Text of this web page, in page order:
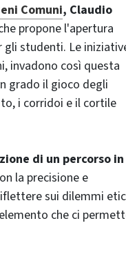
Comuni, Claudio
propone l'apertura
gli studenti. Le
invadono così questa
grado il gioco degli
i corridoi e il cortile
di un percorso in
la precisione e
sui dilemmi
che ci